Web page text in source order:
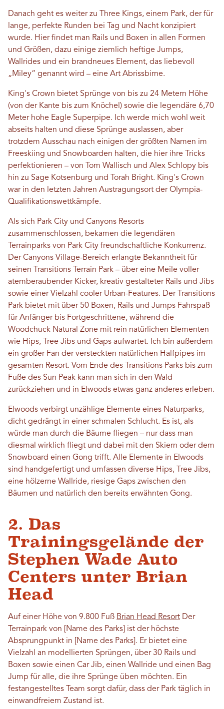
Danach geht es weiter zu Three Kings, einem Park, der für
lange, perfekte Runden bei Tag und Nacht konzipiert
wurde. Hier findet man Rails und Boxen in allen Formen
und Größen, dazu einige ziemlich heftige Jumps,
Wallrides und ein brandneues Element, das liebevoll
„Miley“ genannt wird – eine Art Abrissbirne.
King's Crown bietet Sprünge von bis zu 24 Metern Höhe
(von der Kante bis zum Knöchel) sowie die legendäre 6,70
Meter hohe Eagle Superpipe. Ich werde mich wohl weit
abseits halten und diese Sprünge auslassen, aber
trotzdem Ausschau nach einigen der größten Namen im
Freeskiing und Snowboarden halten, die hier ihre Tricks
perfektionieren – von Tom Wallisch und Alex Schlopy bis
hin zu Sage Kotsenburg und Torah Bright. King's Crown
war in den letzten Jahren Austragungsort der Olympia-
Qualifikationswettkämpfe.
Als sich Park City und Canyons Resorts
zusammenschlossen, bekamen die legendären
Terrainparks von Park City freundschaftliche Konkurrenz.
Der Canyons Village-Bereich erlangte Bekanntheit für
seinen Transitions Terrain Park – über eine Meile voller
atemberaubender Kicker, kreativ gestalteter Rails und Jibs
sowie einer Vielzahl cooler Urban-Features. Der Transitions
Park bietet mit über 50 Boxen, Rails und Jumps Fahrspaß
für Anfänger bis Fortgeschrittene, während die
Woodchuck Natural Zone mit rein natürlichen Elementen
wie Hips, Tree Jibs und Gaps aufwartet. Ich bin außerdem
ein großer Fan der versteckten natürlichen Halfpipes im
gesamten Resort. Vom Ende des Transitions Parks bis zum
Fuße des Sun Peak kann man sich in den Wald
zurückziehen und in Elwoods etwas ganz anderes erleben.
Elwoods verbirgt unzählige Elemente eines Naturparks,
dicht gedrängt in einer schmalen Schlucht. Es ist, als
würde man durch die Bäume fliegen – nur dass man
diesmal wirklich fliegt und dabei mit den Skiern oder dem
Snowboard einen Gong trifft. Alle Elemente in Elwoods
sind handgefertigt und umfassen diverse Hips, Tree Jibs,
eine hölzerne Wallride, riesige Gaps zwischen den
Bäumen und natürlich den bereits erwähnten Gong.
2. Das
Trainingsgelände der
Stephen Wade Auto
Centers unter Brian
Head
Auf einer Höhe von 9.800 Fuß Brian Head Resort Der
Terrainpark von [Name des Parks] ist der höchste
Absprungpunkt in [Name des Parks]. Er bietet eine
Vielzahl an modellierten Sprüngen, über 30 Rails und
Boxen sowie einen Car Jib, einen Wallride und einen Bag
Jump für alle, die ihre Sprünge üben möchten. Ein
festangestelltes Team sorgt dafür, dass der Park täglich in
einwandfreiem Zustand ist.